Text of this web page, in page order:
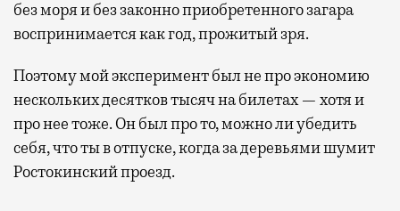
без моря и без законно приобретенного загара
воспринимается как год, прожитый зря.
Поэтому мой эксперимент был не про экономию
нескольких десятков тысяч на билетах — хотя и
про нее тоже. Он был про то, можно ли убедить
себя, что ты в отпуске, когда за деревьями шумит
Ростокинский проезд.